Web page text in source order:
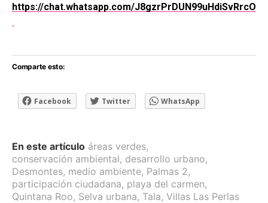
https://chat.whatsapp.com/J8gzrPrDUN99uHdiSvRrcO
Comparte esto:
Facebook Twitter WhatsApp
En este artículo áreas verdes,
conservación ambiental, desarrollo urbano,
Desmontes, medio ambiente, Palmas 2,
participación ciudadana, playa del carmen,
Quintana Roo, Selva urbana, Tala, Villas Las Perlas